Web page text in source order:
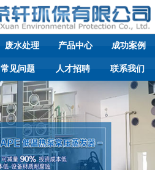
废水处理 产品中心 成功案例
常见问题 人才招聘 联系我们